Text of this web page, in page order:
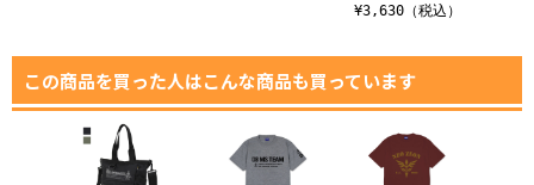
¥3,630（税込）
この商品を買った人はこんな商品も買っています